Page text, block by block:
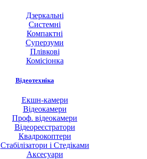
Дзеркальні
Системні
Компактні
Суперзуми
Плівкові
Комісіонка
Відеотехніка
Екшн-камери
Відеокамери
Проф. відеокамери
Відеореєстратори
Квадрокоптери
Стабілізатори і Стедіками
Аксесуари